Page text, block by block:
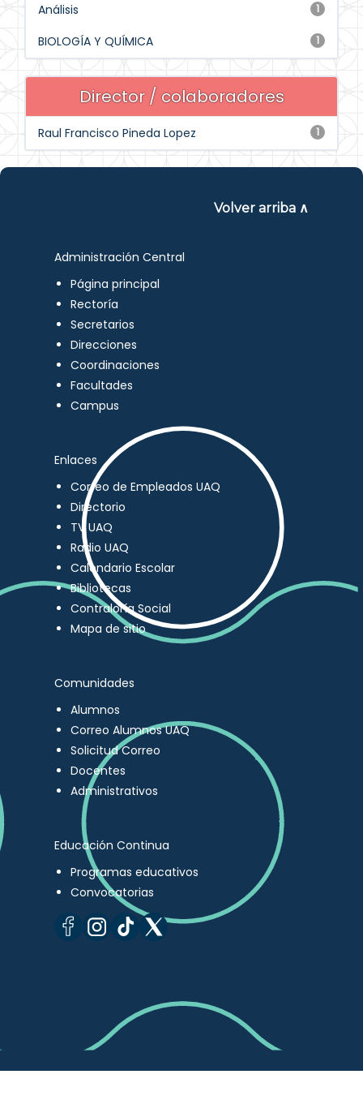
1
Análisis
1
BIOLOGÍA Y QUÍMICA
Director / colaboradores
1
Raul Francisco Pineda Lopez
Volver arriba ∧
Administración Central
Página principal
Rectoría
Secretarios
Direcciones
Coordinaciones
Facultades
Campus
Enlaces
Correo de Empleados UAQ
Directorio
TV UAQ
Radio UAQ
Calendario Escolar
Bibliotecas
Contraloría Social
Mapa de sitio
Comunidades
Alumnos
Correo Alumnos UAQ
Solicitud Correo
Docentes
Administrativos
Educación Continua
Programas educativos
Convocatorias